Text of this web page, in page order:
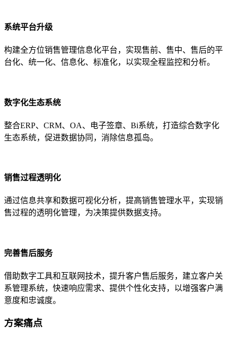
系统平台升级
构建全方位销售管理信息化平台，实现售前、售中、售后的平
台化、统一化、信息化、标准化，以实现全程监控和分析。
数字化生态系统
整合ERP、CRM、OA、电子签章、Bi系统，打造综合数字化
生态系统，促进数据协同，消除信息孤岛。
销售过程透明化
通过信息共享和数据可视化分析，提高销售管理水平，实现销
售过程的透明化管理，为决策提供数据支持。
完善售后服务
借助数字工具和互联网技术，提升客户售后服务，建立客户关
系管理系统，快速响应需求、提供个性化支持，以增强客户满
意度和忠诚度。
方案痛点